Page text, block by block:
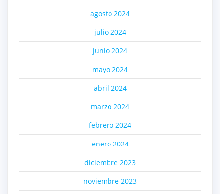
agosto 2024
julio 2024
junio 2024
mayo 2024
abril 2024
marzo 2024
febrero 2024
enero 2024
diciembre 2023
noviembre 2023